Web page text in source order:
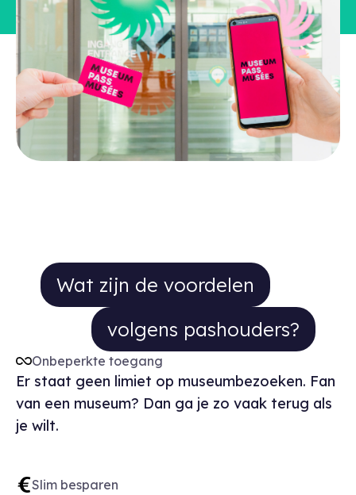
Wat zijn de voordelen volgens
Wat zijn de voordelen
volgens pashouders?
Onbeperkte toegang
Er staat geen limiet op museumbezoeken. Fan
van een museum? Dan ga je zo vaak terug als
je wilt.
Slim besparen